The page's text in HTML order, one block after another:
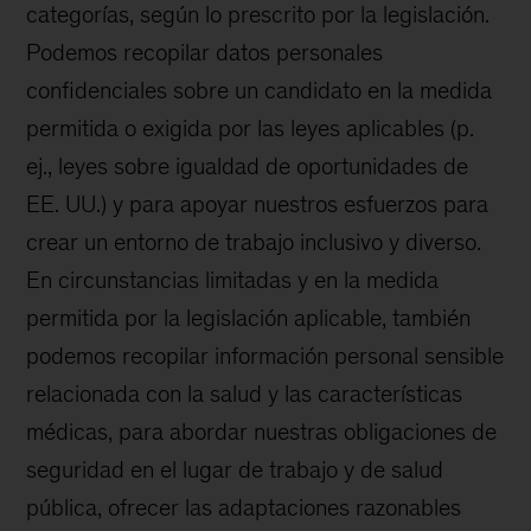
categorías, según lo prescrito por la legislación.
Podemos recopilar datos personales
confidenciales sobre un candidato en la medida
permitida o exigida por las leyes aplicables (p.
ej., leyes sobre igualdad de oportunidades de
EE. UU.) y para apoyar nuestros esfuerzos para
crear un entorno de trabajo inclusivo y diverso.
En circunstancias limitadas y en la medida
permitida por la legislación aplicable, también
podemos recopilar información personal sensible
relacionada con la salud y las características
médicas, para abordar nuestras obligaciones de
seguridad en el lugar de trabajo y de salud
pública, ofrecer las adaptaciones razonables